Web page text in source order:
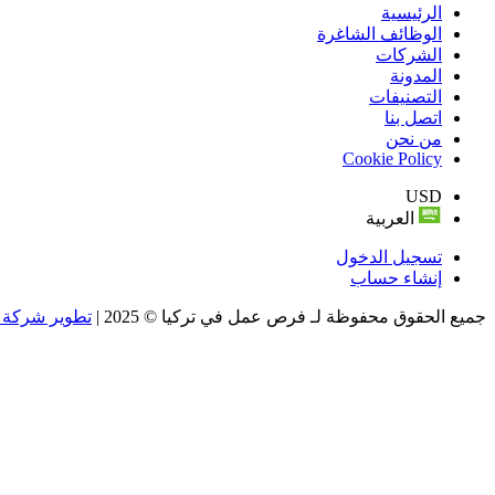
الرئيسية
الوظائف الشاغرة
الشركات
المدونة
التصنيفات
اتصل بنا
من نحن
Cookie Policy
USD
العربية
تسجيل الدخول
إنشاء حساب
جميع الحقوق محفوظة لـ فرص عمل في تركيا © 2025 | تطوير شركة